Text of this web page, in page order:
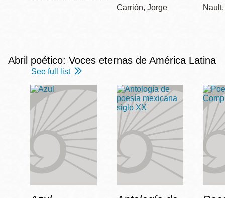
Carrión, Jorge
Abril poético: Voces eternas de América Latina
See full list